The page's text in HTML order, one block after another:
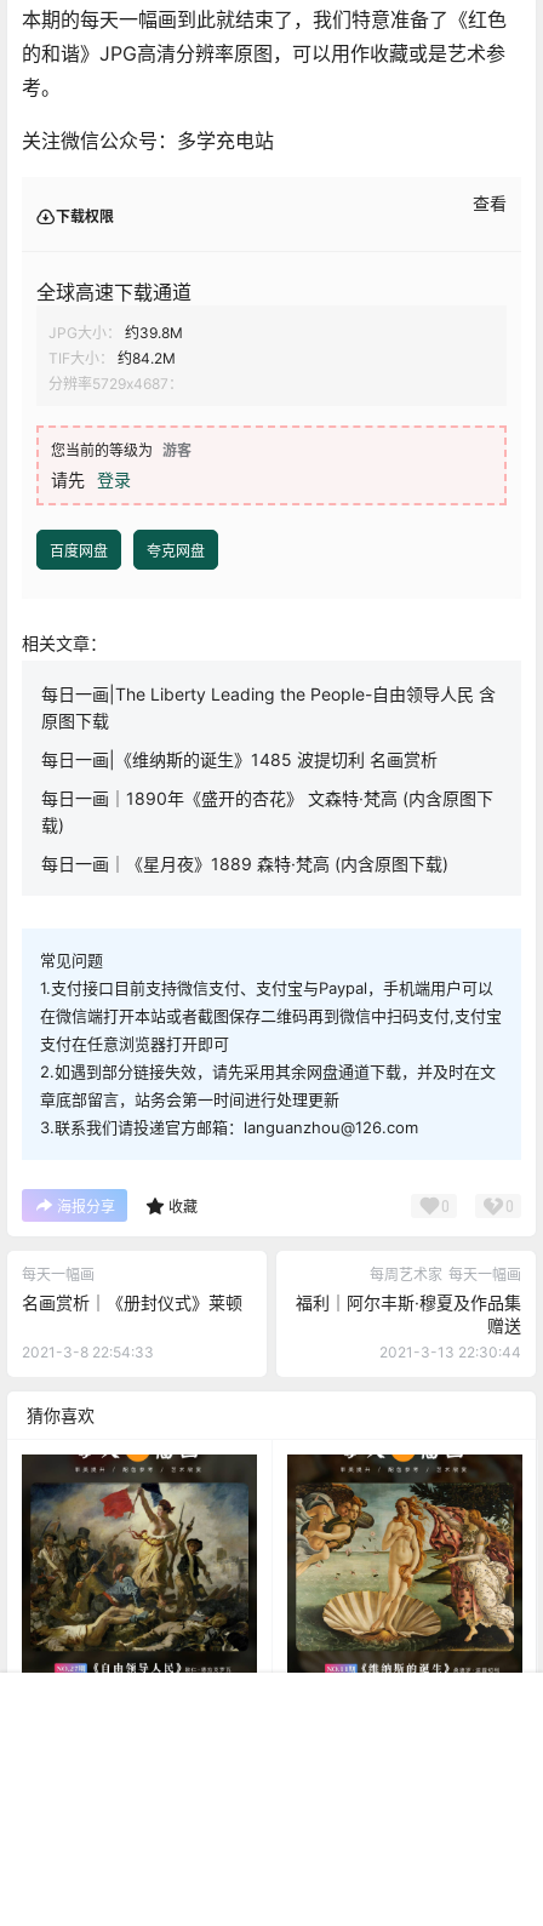
本期的每天一幅画到此就结束了，我们特意准备了《红色
的和谐》JPG高清分辨率原图，可以用作收藏或是艺术参
考。
关注微信公众号：多学充电站
下载权限
查看
全球高速下载通道
JPG大小：
约39.8M
TIF大小：
约84.2M
分辨率5729x4687：
您当前的等级为 游客
请先 登录
百度网盘 夸克网盘
相关文章：
每日一画|The Liberty Leading the People-自由领导人民 含
原图下载
每日一画|《维纳斯的诞生》1485 波提切利 名画赏析
每日一画｜1890年《盛开的杏花》 文森特·梵高 (内含原图下
载)
每日一画｜《星月夜》1889 森特·梵高 (内含原图下载)
常见问题
1.支付接口目前支持微信支付、支付宝与Paypal，手机端用户可以
在微信端打开本站或者截图保存二维码再到微信中扫码支付,支付宝
支付在任意浏览器打开即可
2.如遇到部分链接失效，请先采用其余网盘通道下载，并及时在文
章底部留言，站务会第一时间进行处理更新
3.联系我们请投递官方邮箱：languanzhou@126.com
海报分享 收藏 0 0
每天一幅画
名画赏析｜《册封仪式》莱顿
2021-3-8 22:54:33
每周艺术家 每天一幅画
福利｜阿尔丰斯·穆夏及作品集
赠送
2021-3-13 22:30:44
猜你喜欢